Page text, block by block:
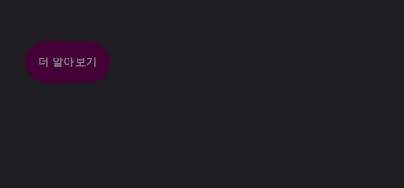
더 알아보기